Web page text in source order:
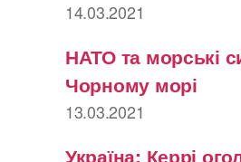
14.03.2021
НАТО та морські
Чорному морі
13.03.2021
Україна: Керрі